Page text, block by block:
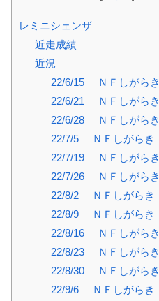
レミニシェンザ
近走成績
近況
22/6/15 ＮＦしがらき
22/6/21 ＮＦしがらき
22/6/28 ＮＦしがらき
22/7/5 ＮＦしがらき
22/7/19 ＮＦしがらき
22/7/26 ＮＦしがらき
22/8/2 ＮＦしがらき
22/8/9 ＮＦしがらき
22/8/16 ＮＦしがらき
22/8/23 ＮＦしがらき
22/8/30 ＮＦしがらき
22/9/6 ＮＦしがらき